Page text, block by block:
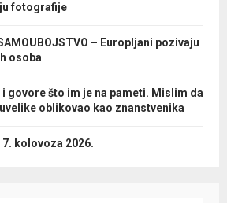
fotografije
– Europljani pozivaju
osoba
govore što im je na pameti. Mislim da
oblikovao kao znanstvenika
7. kolovoza 2026.